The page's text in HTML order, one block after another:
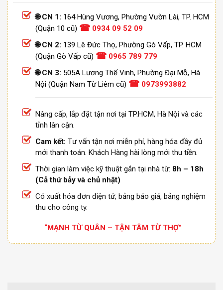
🌐 CN 1: 164 Hùng Vương, Phường Vườn Lài, TP. HCM
(Quận 10 cũ) ☎ 0934 09 52 09
🌐 CN 2: 139 Lê Đức Thọ, Phường Gò Vấp, TP. HCM
(Quận Gò Vấp cũ) ☎ 0965 789 779
🌐 CN 3: 505A Lương Thế Vinh, Phường Đại Mỗ, Hà
Nội (Quận Nam Từ Liêm cũ) ☎ 0973993882
Nâng cấp, lắp đặt tận nơi tại TP.HCM, Hà Nội và các
tỉnh lân cận.
Cam kết: Tư vấn tận nơi miễn phí, hàng hóa đầy đủ
mới thanh toán. Khách Hàng hài lòng mới thu tiền.
Thời gian làm việc kỹ thuật gắn tại nhà từ: 8h – 18h
(Cả thứ bảy và chủ nhật)
Có xuất hóa đơn điện tử, bảng báo giá, bảng nghiệm
thu cho công ty.
“MẠNH TỪ QUÂN – TẬN TÂM TỪ THỢ”